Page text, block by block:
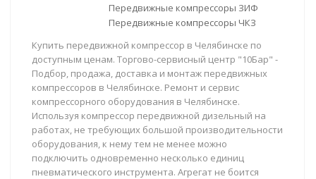
Передвижные компрессоры ЗИФ
Передвижные компрессоры ЧКЗ
Купить передвижной компрессор в Челябинске по
доступным ценам. Торгово-сервисный центр "10Бар" -
Подбор, продажа, доставка и монтаж передвижных
компрессоров в Челябинске. Ремонт и сервис
компрессорного оборудования в Челябинске.
Используя компрессор передвижной дизельный на
работах, не требующих большой производительности
оборудования, к нему тем не менее можно
подключить одновременно несколько единиц
пневматического инструмента. Агрегат не боится